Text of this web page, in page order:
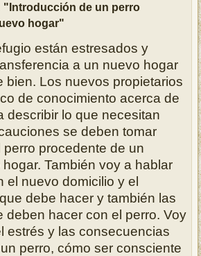
"Introducción de un perro
hogar"
están estresados ​​y
a un nuevo hogar
bien. Los nuevos propietarios
de conocimiento acerca de
describir lo que necesitan
se deben tomar
perro procedente de un
hogar.También voy a hablar
el nuevo domicilio y el
debe hacer y también las
deben hacer con el perro.Voy
estrés y las consecuencias
perro, cómo ser consciente